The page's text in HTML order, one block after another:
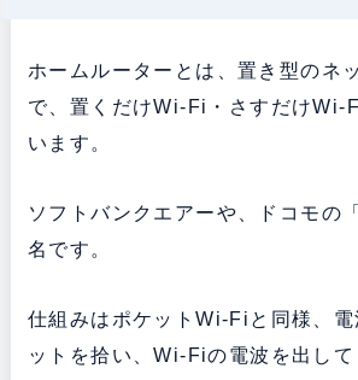
ホームルーターとは、置き型のネ
で、置くだけWi-Fi・さすだけWi-
います。
ソフトバンクエアーや、ドコモの
名です。
仕組みはポケットWi-Fiと同様、電
ットを拾い、Wi-Fiの電波を出して